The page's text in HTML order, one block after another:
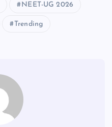
NEET-UG 2026
Trending